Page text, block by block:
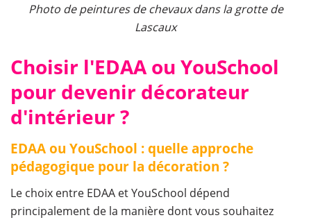
Photo de peintures de chevaux dans la grotte de
Lascaux
Choisir l'EDAA ou YouSchool
pour devenir décorateur
d'intérieur ?
EDAA ou YouSchool : quelle approche
pédagogique pour la décoration ?
Le choix entre EDAA et YouSchool dépend
principalement de la manière dont vous souhaitez